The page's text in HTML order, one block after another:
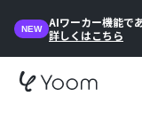
NEW
AIワーカー機能で
詳しくはこちら